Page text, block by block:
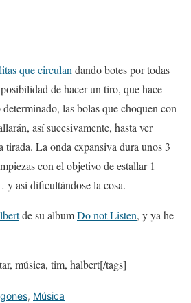
que circulandando botes por todas
de hacer un tiro, que hace
las bolas que choquen con
así sucesivamente, hasta ver
tirada. La onda expansiva dura unos 3
con el objetivo de estallar 1
así dificultándose la cosa.
de su albumDo not Listen, y ya he
música, tim, halbert[/tags]
, Música